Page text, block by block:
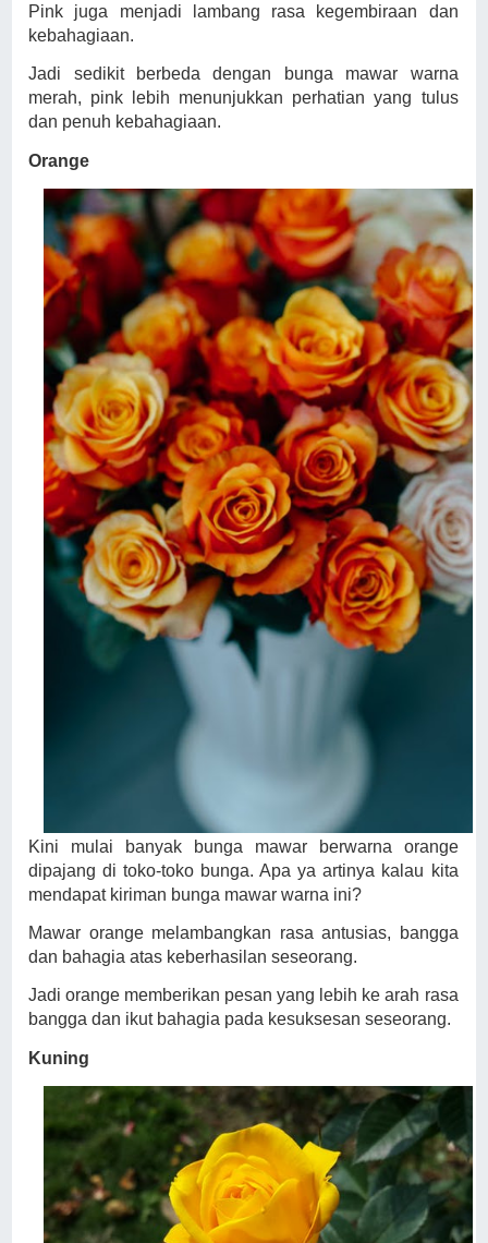
Pink juga menjadi lambang rasa kegembiraan dan
kebahagiaan.
Jadi sedikit berbeda dengan bunga mawar warna
merah, pink lebih menunjukkan perhatian yang tulus
dan penuh kebahagiaan.
Orange
Kini mulai banyak bunga mawar berwarna orange
dipajang di toko-toko bunga. Apa ya artinya kalau kita
mendapat kiriman bunga mawar warna ini?
Mawar orange melambangkan rasa antusias, bangga
dan bahagia atas keberhasilan seseorang.
Jadi orange memberikan pesan yang lebih ke arah rasa
bangga dan ikut bahagia pada kesuksesan seseorang.
Kuning